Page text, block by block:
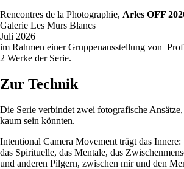
Rencontres de la Photographie, Arles OFF
Galerie Les Murs Blancs
Juli 2026
im Rahmen einer Gruppenausstellung von
2 Werke der Serie.
Zur Technik
Die Serie verbindet zwei fotografische
kaum sein könnten.
Intentional Camera Movement trägt das Innere:
das Spirituelle, das Mentale, das
und anderen Pilgern, zwischen mir und den